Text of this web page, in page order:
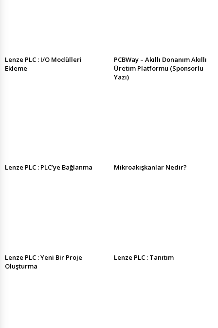
Lenze PLC : I/O Modülleri
Ekleme
PCBWay – Akıllı Donanım Akıllı
Üretim Platformu (Sponsorlu
Yazı)
Lenze PLC : PLC’ye Bağlanma Mikroakışkanlar Nedir?
Lenze PLC : Yeni Bir Proje
Oluşturma
Lenze PLC : Tanıtım